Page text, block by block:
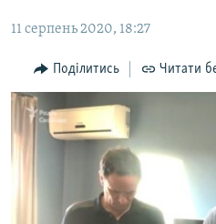
Перейти
пошуку
ПОГЛЯД
ІНТЕРВ'Ю
ВСЕ ЗА ДЕНЬ
СПЕЦПРОЕКТИ
ВІДЕОУРОКИ «ELIFBE»
ЯК ОБІЙТИ БЛОКУВАННЯ
Русский
11 серпень 2020, 18:27
Поділитись Читати